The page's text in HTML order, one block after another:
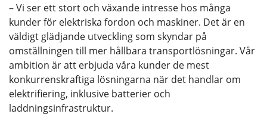
– Vi ser ett stort och växande intresse hos många
kunder för elektriska fordon och maskiner. Det är en
väldigt glädjande utveckling som skyndar på
omställningen till mer hållbara transportlösningar. Vår
ambition är att erbjuda våra kunder de mest
konkurrenskraftiga lösningarna när det handlar om
elektrifiering, inklusive batterier och
laddningsinfrastruktur.